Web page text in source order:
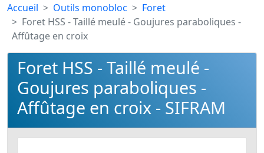
Accueil Outils monobloc
Foret
Foret HSS - Taillé meulé - Goujures paraboliques -
Affûtage en croix
Foret HSS - Taillé meulé -
Goujures paraboliques -
Affûtage en croix - SIFRAM